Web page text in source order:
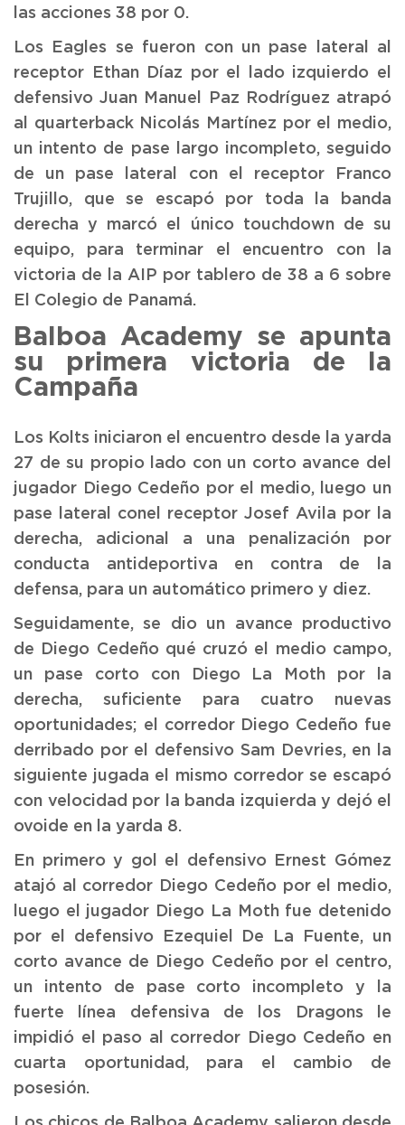
las acciones 38 por 0.
Los Eagles se fueron con un pase lateral al
receptor Ethan Díaz por el lado izquierdo el
defensivo Juan Manuel Paz Rodríguez atrapó
al quarterback Nicolás Martínez por el medio,
un intento de pase largo incompleto, seguido
de un pase lateral con el receptor Franco
Trujillo, que se escapó por toda la banda
derecha y marcó el único touchdown de su
equipo, para terminar el encuentro con la
victoria de la AIP por tablero de 38 a 6 sobre
El Colegio de Panamá.
Balboa Academy se apunta
su primera victoria de la
Campaña
Los Kolts iniciaron el encuentro desde la yarda
27 de su propio lado con un corto avance del
jugador Diego Cedeño por el medio, luego un
pase lateral conel receptor Josef Avila por la
derecha, adicional a una penalización por
conducta antideportiva en contra de la
defensa, para un automático primero y diez.
Seguidamente, se dio un avance productivo
de Diego Cedeño qué cruzó el medio campo,
un pase corto con Diego La Moth por la
derecha, suficiente para cuatro nuevas
oportunidades; el corredor Diego Cedeño fue
derribado por el defensivo Sam Devries, en la
siguiente jugada el mismo corredor se escapó
con velocidad por la banda izquierda y dejó el
ovoide en la yarda 8.
En primero y gol el defensivo Ernest Gómez
atajó al corredor Diego Cedeño por el medio,
luego el jugador Diego La Moth fue detenido
por el defensivo Ezequiel De La Fuente, un
corto avance de Diego Cedeño por el centro,
un intento de pase corto incompleto y la
fuerte línea defensiva de los Dragons le
impidió el paso al corredor Diego Cedeño en
cuarta oportunidad, para el cambio de
posesión.